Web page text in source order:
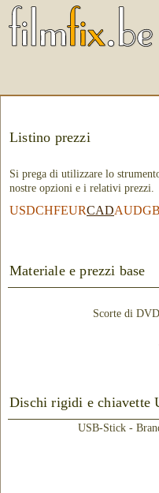
Listino prezzi
Si prega di utilizzare lo
nostre opzioni e i relativi prezzi.
USDCHFEURCADAUD
Materiale e prezzi base
Scorte di
Dischi rigidi e chiavette
USB-Stick -